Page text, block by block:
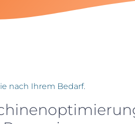
nach Ihrem Bedarf.